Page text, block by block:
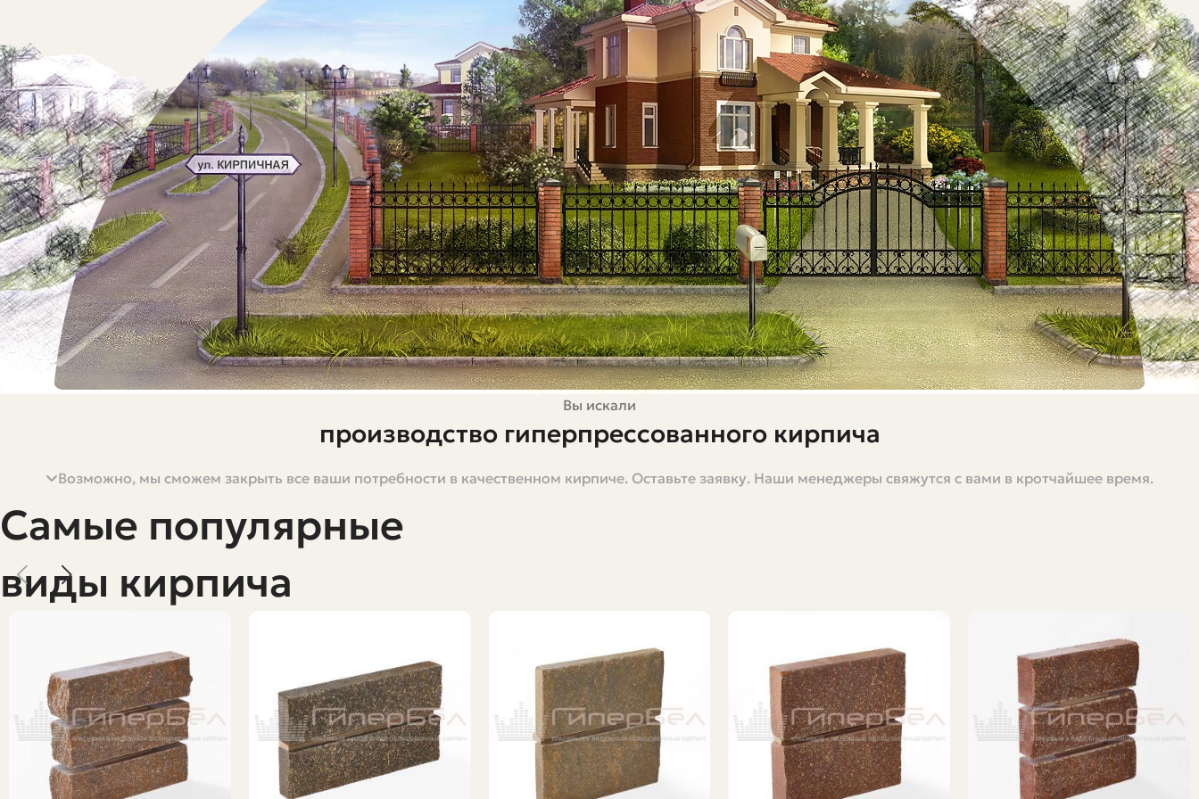
Вы искали
производство гиперпрессованного кирпича
Гиперпрессованный кирпич — крепкий, плотный и эстетичный материал, который за последние годы занял прочную нишу в облицовке фасадов, ландшафтном
технологические этапы критичны для качества, и на что обращать внимание при организации собственного производства. Постараюсь писать просто и понятно, без
академического снобизма, чтобы даже тот, кто впервые слышит про гиперпресс, мог составить целостную картину.
Текст опирается на практический опыт и общепринятые технологические подходы в отрасли: я описываю реальные операции, типичные ошибки и простые способы
их избежать. Если вы планируете запускать производство или просто хотите понять, почему этот кирпич отличается от привычных пустотелых или керамических
Что такое гиперпрессованный кирпич
Гиперпрессованный кирпич — это продукт, получаемый методом прессования сухих или слабо увлажнённых смесей на гидравлическом или вибропрессующем
оборудовании при высоком усилии. В результате получается изделие с высокой плотностью, низким водопоглощением и хорошей морозостойкостью. Внешне он
часто имитирует природный камень или имеет ровную фасадную поверхность с насыщенной окраской.
Возможно, мы сможем закрыть все ваши потребности в качественном кирпиче. Оставьте заявку. Наши менеджеры свяжутся с вами в кротчайшее время.
Самые популярные
виды кирпича